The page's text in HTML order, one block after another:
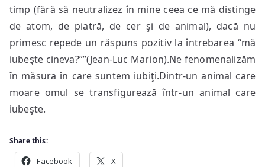
timp (fără să neutralizez în mine ceea ce mă distinge
de atom, de piatră, de cer şi de animal), dacă nu
primesc repede un răspuns pozitiv la întrebarea “mă
iubeşte cineva?””(Jean-Luc Marion).Ne fenomenalizăm
în măsura în care suntem iubiţi.Dintr-un animal care
moare omul se transfigurează într-un animal care
iubeşte.
Share this:
Facebook X